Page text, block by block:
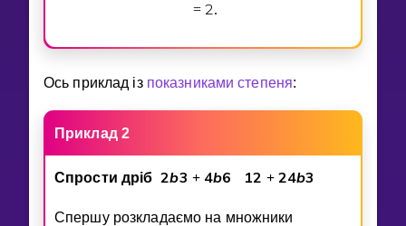
= 2.
Ось приклад iз показниками степеня:
Приклад 2
Спрости дрiб 2b3 + 4b6 12 + 24b3
Спершу розкладаємо на множники